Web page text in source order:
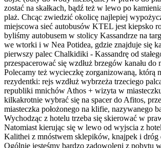
zostać na skałkach, bądź też w lewo po
plaż. Chcąc zwiedzić okolicę najlepiej
miejscowa sieć autobusów KTEL jest kiepsko
byliśmy autobusem w stolicy Kassandrze na
we wtorki i w Nea Potidea, gdzie znajduje się
pierwszy palec Chalkidiki - Kassandrę od
przespacerować się wzdłuż brzegów kanału do
Polecamy też wycieczkę zorganizowaną, którą
rezydentki: rejs wzdłuż wybrzeża trzeciego
republiki mnichów Athos + wizyta w
kilkakrotnie wybrać się na spacer do Afitos,
miasteczka położonego na klifie, nazywanego
Wychodząc z hotelu trzeba się skierować w
Natomiast kierując się w lewo od wyjscia z
Kalithei z mnóstwem sklepików, knajpek i dróg
Ogólnie jesteśmy bardzo zadowoleni z pobytu